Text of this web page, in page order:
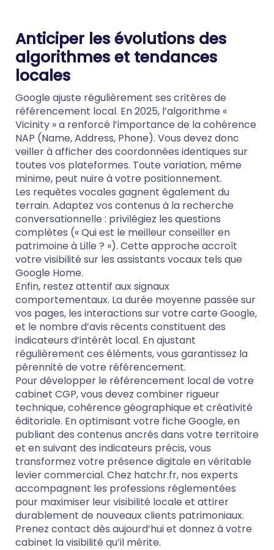
Anticiper les évolutions des
algorithmes et tendances
locales
Google ajuste régulièrement ses critères de
référencement local. En 2025, l’algorithme «
Vicinity » a renforcé l’importance de la cohérence
NAP (Name, Address, Phone). Vous devez donc
veiller à afficher des coordonnées identiques sur
toutes vos plateformes. Toute variation, même
minime, peut nuire à votre positionnement.
Les requêtes vocales gagnent également du
terrain. Adaptez vos contenus à la recherche
conversationnelle : privilégiez les questions
complètes (« Qui est le meilleur conseiller en
patrimoine à Lille ? »). Cette approche accroît
votre visibilité sur les assistants vocaux tels que
Google Home.
Enfin, restez attentif aux signaux
comportementaux. La durée moyenne passée sur
vos pages, les interactions sur votre carte Google,
et le nombre d’avis récents constituent des
indicateurs d’intérêt local. En ajustant
régulièrement ces éléments, vous garantissez la
pérennité de votre référencement.
Pour développer le référencement local de votre
cabinet CGP, vous devez combiner rigueur
technique, cohérence géographique et créativité
éditoriale. En optimisant votre fiche Google, en
publiant des contenus ancrés dans votre territoire
et en suivant des indicateurs précis, vous
transformez votre présence digitale en véritable
levier commercial. Chez hatchr.fr, nos experts
accompagnent les professions réglementées
pour maximiser leur visibilité locale et attirer
durablement de nouveaux clients patrimoniaux.
Prenez contact dès aujourd’hui et donnez à votre
cabinet la visibilité qu’il mérite.